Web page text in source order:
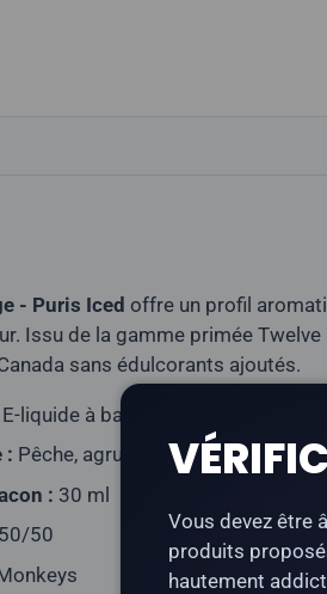
- Puris Iced offre un profil
Issu de la gamme primée Twelve
sans édulcorants ajoutés.
E-liquide à base de nicotine sous
: Pêche, agrumes, glace
: 30 ml
50/50
Vous devez être
produits
hautement